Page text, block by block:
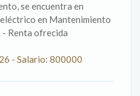
se encuentra en
en Mantenimiento
- Renta ofrecida
- Salario: 800000